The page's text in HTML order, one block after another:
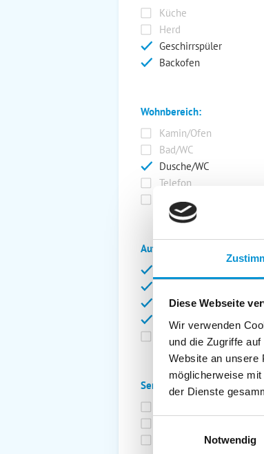
Diese Webseite
Wir verwenden
und die Zugriffe
Website an unsere
möglicherweise
der Dienste
Notwendig
Küche
Herd
Geschirrspüler
Backofen
Wohnbereich:
Kamin/Ofen
Bad/WC
Dusche/WC
Telefon
SAT/Kabel-TV
Außenanlage:
Liegen
Terrasse
Balkon
Service: